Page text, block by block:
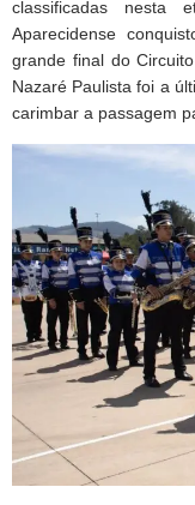
classificadas nesta
Aparecidense
grande final do
Nazaré Paulista foi a
carimbar a passagem